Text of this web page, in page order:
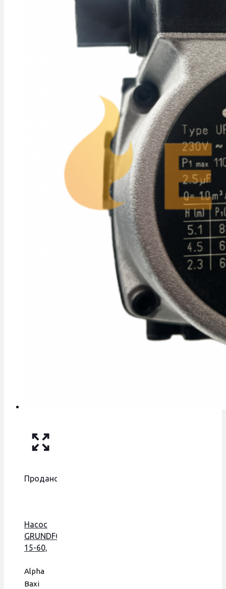
Продано
Насос
GRUNDFOS
15-60,
пластиковой
гидрогруппой,
Alpha
Baxi